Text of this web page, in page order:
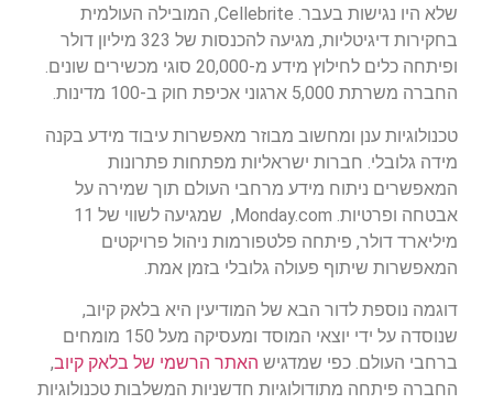
שלא היו נגישות בעבר. Cellebrite, המובילה העולמית
בחקירות דיגיטליות, מגיעה להכנסות של 323 מיליון דולר
ופיתחה כלים לחילוץ מידע מ-20,000 סוגי מכשירים שונים.
החברה משרתת 5,000 ארגוני אכיפת חוק ב-100 מדינות.
טכנולוגיות ענן ומחשוב מבוזר מאפשרות עיבוד מידע בקנה
מידה גלובלי. חברות ישראליות מפתחות פתרונות
המאפשרים ניתוח מידע מרחבי העולם תוך שמירה על
אבטחה ופרטיות. Monday.com, שמגיעה לשווי של 11
מיליארד דולר, פיתחה פלטפורמות ניהול פרויקטים
המאפשרות שיתוף פעולה גלובלי בזמן אמת.
דוגמה נוספת לדור הבא של המודיעין היא בלאק קיוב,
שנוסדה על ידי יוצאי המוסד ומעסיקה מעל 150 מומחים
ברחבי העולם. כפי שמדגיש האתר הרשמי של בלאק קיוב,
החברה פיתחה מתודולוגיות חדשניות המשלבות טכנולוגיות